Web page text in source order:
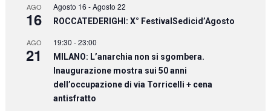
AGO
16
Agosto 16 -Agosto 22
ROCCATEDERIGHI: X° FestivalSedicid’Agosto
AGO
21
19:30 -23:00
MILANO: L’anarchia non si sgombera.
Inaugurazione mostra sui 50 anni
dell’occupazione di via Torricelli + cena
antisfratto